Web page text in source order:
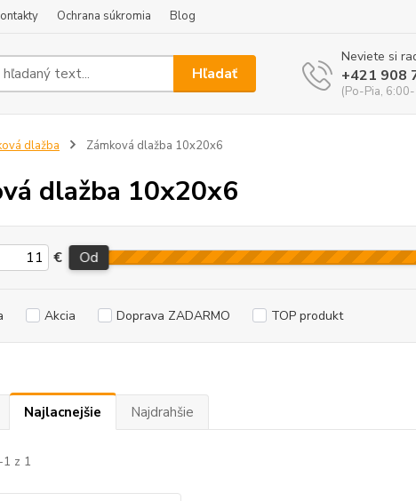
Ochrana súkromia Blog
Hľadať
Neviete si
+421 908
(Po-Pia,
dlažba Zámková dlažba 10x20x6
dlažba 10x20x6
€ Od
Akcia Doprava ZADARMO TOP produkt
Najlacnejšie Najdrahšie
z 1